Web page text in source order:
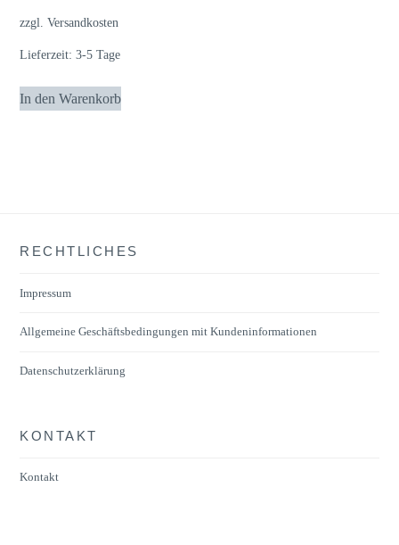
zzgl.Versandkosten
Lieferzeit:3-5 Tage
In den Warenkorb
RECHTLICHES
Impressum
Allgemeine Geschäftsbedingungen mit Kundeninformationen
Datenschutzerklärung
KONTAKT
Kontakt